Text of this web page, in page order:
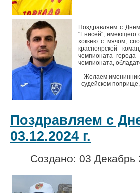
Поздравляем с
"Енисей", имеющего
хоккею с мячом,
красноярской
чемпионата
чемпионата,
Желаем
судейском
Поздравляем с
03.12.2024 г.
Создано: 03 Декабрь